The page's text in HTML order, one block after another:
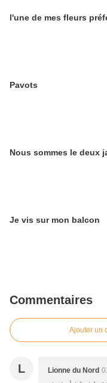
l'une de mes fleurs
Pavots
Nous sommes le deux
Je vis sur mon balcon
Commentaires
Ajouter un
L Lionne du Nord